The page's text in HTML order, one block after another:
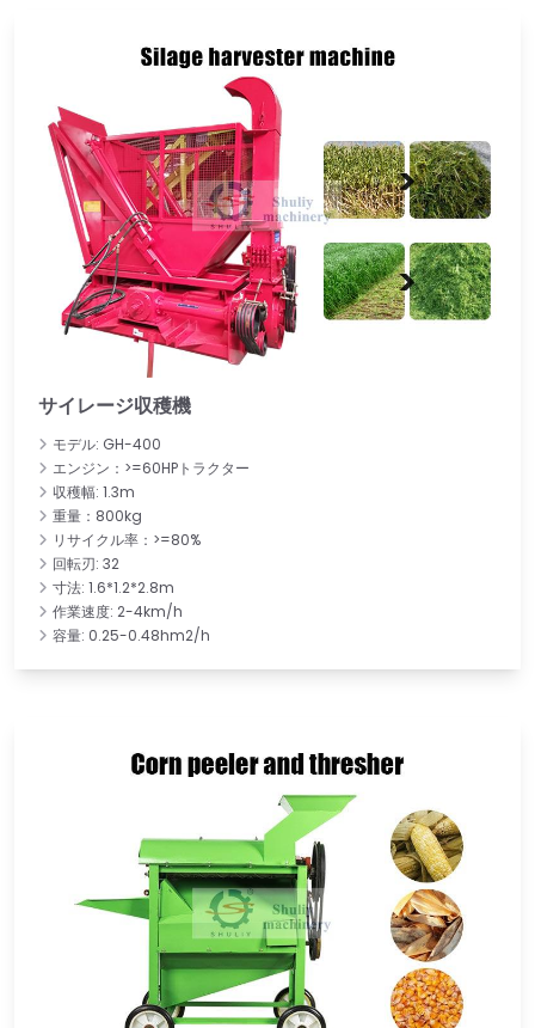
サイレージ収穫機
モデル: GH-400
エンジン：>=60HPトラクター
収穫幅: 1.3m
重量：800kg
リサイクル率：>=80%
回転刃: 32
寸法: 1.6*1.2*2.8m
作業速度: 2-4km/h
容量: 0.25-0.48hm2/h